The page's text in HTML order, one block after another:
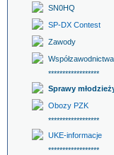
SN0HQ
SP-DX Contest
Zawody
Współzawodnictwa
******************
Sprawy
Obozy PZK
******************
UKE-informacje
******************